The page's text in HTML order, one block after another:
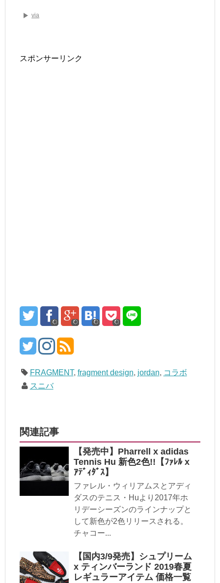
via
スポンサーリンク
FRAGMENT, fragment design, jordan, コラボ
スニバ
関連記事
【発売中】Pharrell x adidas
Tennis Hu 新色2色!!【ﾌｧﾚﾙ x
ｱﾃﾞｨﾀﾞｽ】
ファレル・ウィリアムスとアディ
ダスのテニス・Huより2017年ホ
リデーシーズンのラインナップと
して新色が2色リリースされる。
チャコー...
【国内3/9発売】シュプリーム
x ティンバーランド 2019春夏
レギュラーアイテム 価格一覧